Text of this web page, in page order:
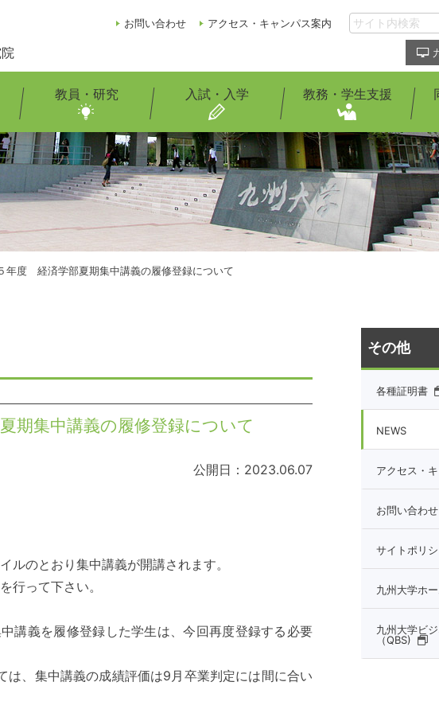
お問い合わせ アクセス・キャンパス案内
教員・研究 入試・入学 教務・学生支援
年度 経済学部夏期集中講義の履修登録について
期集中講義の履修登録について
公開日：2023.06.07
ルのとおり集中講義が開講されます。
行って下さい。
講義を履修登録した学生は、今回再度登録する必要
、集中講義の成績評価は9月卒業判定には間に合い
その他
各種証明書
NEWS
アクセス・
お問い合わせ
サイトポリ
九州大学ホ
九州大学ビ
（QBS)